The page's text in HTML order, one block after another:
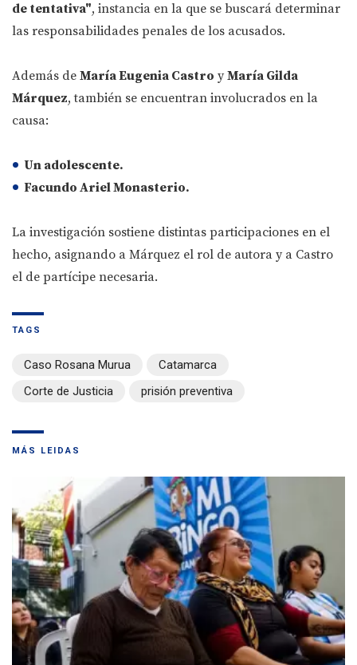
de tentativa", instancia en la que se buscará determinar
las responsabilidades penales de los acusados.
Además de María Eugenia Castro yMaría Gilda
Márquez, también se encuentran involucrados en la
causa:
Un adolescente.
Facundo Ariel Monasterio.
La investigación sostiene distintas participaciones en el
hecho, asignando a Márquez el rol de autora y a Castro
el de partícipe necesaria.
TAGS
Caso Rosana Murua
Catamarca
Corte de Justicia
prisión preventiva
MÁS LEIDAS